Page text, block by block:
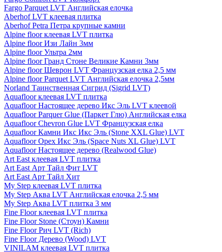
Fargo Parquet LVT Английская елочка
Aberhof LVT клеевая плитка
Aberhof Petra Петра крупные камни
Alpine floor клеевая LVT плитка
Alpine floor Изи Лайн 3мм
Alpine floor Ультра 2мм
Alpine floor Гранд Стоне Великие Камни 3мм
Alpine floor Шеврон LVT Французская елка 2,5 мм
Alpine floor Parquet LVT Английская елочка 2,5мм
Norland Таинственная Сигрид (Sigrid LVT)
Aquafloor клеевая LVT плитка
Aquafloor Настоящее дерево Икс Эль LVT клеевой
Aquafloor Parquer Glue (Паркет Глю) Английская елка
Aquafloor Chevron Glue LVT Французская елка
Aquafloor Камни Икс Икс Эль (Stone XXL Glue) LVT
Aquafloor Орех Икс Эль (Space Nuts XL Glue) LVT
Aquafloor Настоящее дерево (Realwood Glue)
Art East клеевая LVT плитка
Art East Арт Тайл Фит LVT
Art East Арт Тайл Хит
My Step клеевая LVT плитка
My Step Аква LVT Английская елочка 2,5 мм
My Step Аква LVT плитка 3 мм
Fine Floor клеевая LVT плитка
Fine Floor Stone (Стоун) Камни
Fine Floor Рич LVT (Rich)
Fine Floor Дерево (Wood) LVT
VINILAM клеевая LVT плитка